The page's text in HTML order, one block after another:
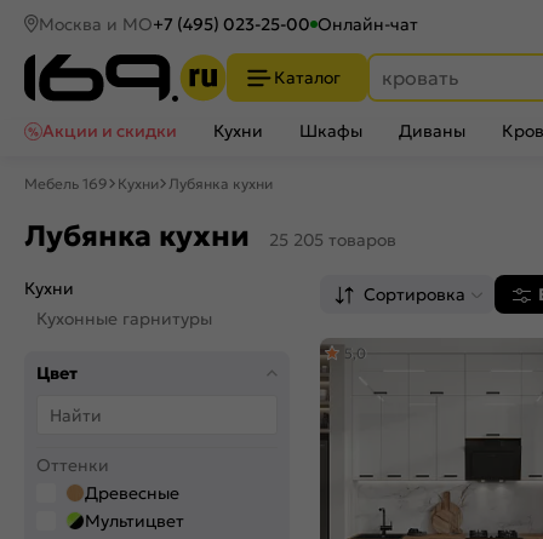
Москва и МО+7 (495) 023-25-00 Онлайн-чат
Каталог
Акции и скидки
Кухни Шкафы Диваны
Мебель 169 Кухни Лубянка кухни
Лубянка кухни 25 205 товаров
Кухни
Кухонные гарнитуры
Цвет
Оттенки
Древесные
Мультицвет
Сортировка
5,0